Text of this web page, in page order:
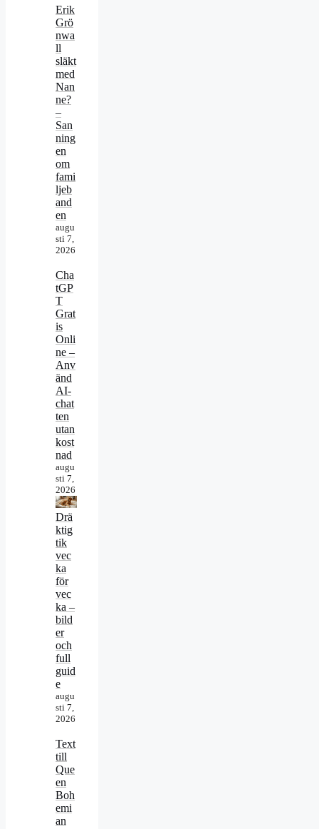
Erik
Grö
nwa
ll
släkt
med
Nan
ne?
–
San
ning
en
om
fami
ljeb
and
en
augu
sti 7,
2026
Cha
tGP
T
Grat
is
Onli
ne –
Anv
änd
AI-
chat
ten
utan
kost
nad
augu
sti 7,
2026
Drä
ktig
tik
vec
ka
för
vec
ka –
bild
er
och
full
guid
e
augu
sti 7,
2026
Text
till
Que
en
Boh
emi
an